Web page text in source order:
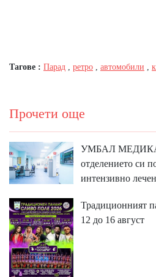
Тагове : Парад ретро автомобили
Прочети още
УМБАЛ МЕДИКА
отделението си
интензивно
Традиционният
12 до 16 август